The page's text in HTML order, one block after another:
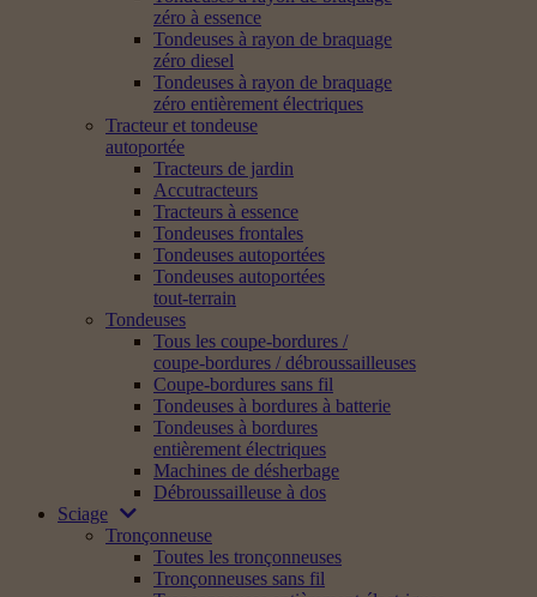
zéro à essence
Tondeuses à rayon de braquage
zéro diesel
Tondeuses à rayon de braquage
zéro entièrement électriques
Tracteur et tondeuse
autoportée
Tracteurs de jardin
Accutracteurs
Tracteurs à essence
Tondeuses frontales
Tondeuses autoportées
Tondeuses autoportées
tout-terrain
Tondeuses
Tous les coupe-bordures /
coupe-bordures / débroussailleuses
Coupe-bordures sans fil
Tondeuses à bordures à batterie
Tondeuses à bordures
entièrement électriques
Machines de désherbage
Débroussailleuse à dos
Sciage
Tronçonneuse
Toutes les tronçonneuses
Tronçonneuses sans fil